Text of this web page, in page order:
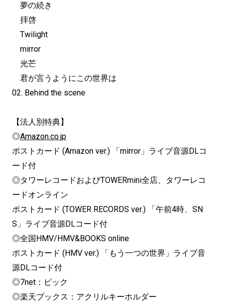
夢の続き
拝啓
Twilight
mirror
光芒
君が言うようにこの世界は
02. Behind the scene
【法人別特典】
◎Amazon.co.jp
ポストカード (Amazon ver.) 「mirror」ライブ音源DLコ
ード付
◎タワーレコードおよびTOWERmini全店、タワーレコ
ードオンライン
ポストカード (TOWER RECORDS ver.) 「午前4時、SN
S」ライブ音源DLコード付
◎全国HMV/HMV&BOOKS online
ポストカード (HMV ver.) 「もう一つの世界」ライブ音
源DLコード付
◎7net：ピック
◎楽天ブックス：アクリルキーホルダー